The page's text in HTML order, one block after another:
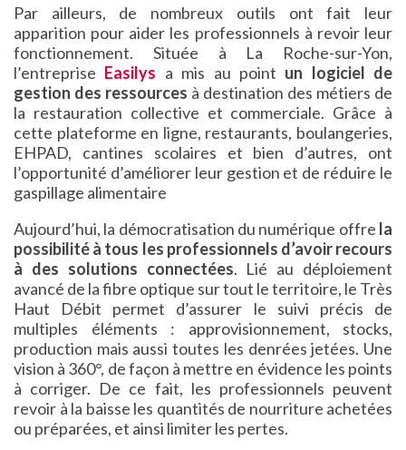
Par ailleurs, de nombreux outils ont fait leur
apparition pour aider les professionnels à revoir leur
fonctionnement. Située à La Roche-sur-Yon,
l’entreprise Easilys a mis au point un logiciel de
gestion des ressources à destination des métiers de
la restauration collective et commerciale. Grâce à
cette plateforme en ligne, restaurants, boulangeries,
EHPAD, cantines scolaires et bien d’autres, ont
l’opportunité d’améliorer leur gestion et de réduire le
gaspillage alimentaire
Aujourd’hui, la démocratisation du numérique offre la
possibilité à tous les professionnels d’avoir recours
à des solutions connectées. Lié au déploiement
avancé de la fibre optique sur tout le territoire, le Très
Haut Débit permet d’assurer le suivi précis de
multiples éléments : approvisionnement, stocks,
production mais aussi toutes les denrées jetées. Une
vision à 360°, de façon à mettre en évidence les points
à corriger. De ce fait, les professionnels peuvent
revoir à la baisse les quantités de nourriture achetées
ou préparées, et ainsi limiter les pertes.